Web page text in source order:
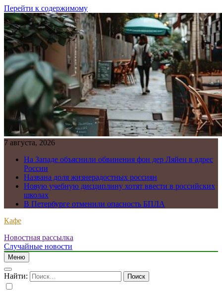
Перейти к содержимому
7 августа, 2026
На Западе объяснили обвинения фон дер Ляйен в адрес
России
Названа доля жизнерадостных россиян
Новую учебную дисциплину хотят ввести в российских
школах
В Петербурге отменили опасность БПЛА
Кафе
Новостная рассылка
Случайные новости
Меню
Найти: